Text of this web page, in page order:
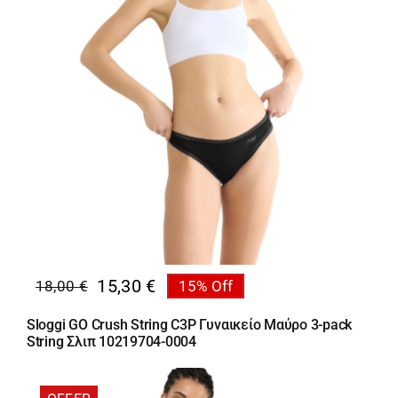
18,00€
Original
price
was:
15,30 €
Η
τρέχουσα
τιμή
15,30 €.
15% Off
Sloggi GO Crush String C3P Γυναικείο Μαύρο 3-pack
String Σλιπ 10219704-0004